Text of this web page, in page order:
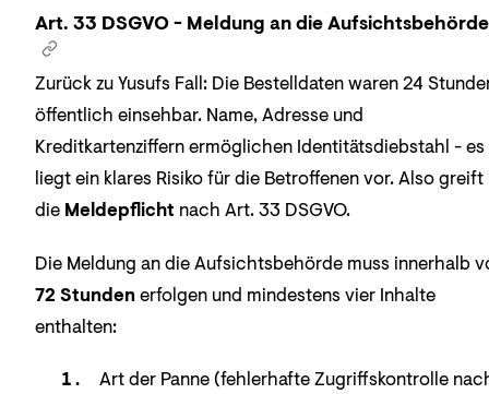
Art. 33 DSGVO - Meldung an die Aufsichtsbehörde
Zurück zu Yusufs Fall: Die Bestelldaten waren 24
öffentlich einsehbar. Name, Adresse und
Kreditkartenziffern ermöglichen Identitätsdiebstahl - es
liegt ein klares Risiko für die Betroffenen vor. Also greift
die Meldepflicht nach Art. 33 DSGVO.
Die Meldung an die Aufsichtsbehörde muss innerhalb
72 Stunden erfolgen und mindestens vier Inhalte
enthalten:
Art der Panne (fehlerhafte Zugriffskontrolle